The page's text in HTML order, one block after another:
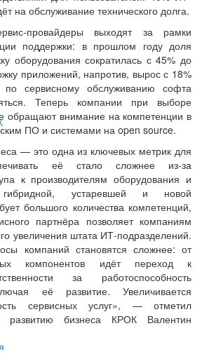
на обслуживание технического долга.
провайдеры выходят за рамки
поддержки: в прошлом году доля
оборудования сократилась с 45% до
приложений, напротив, вырос с 18%
сервисному обслуживанию софта
Теперь компании при выборе
обращают внимание на компетенции в
ПО и системами на open source.
— это одна из ключевых метрик для
её стало сложнее из-за
к производителям оборудования и
устаревшей и новой
большого количества компетенций,
партнёра позволяет компаниям
увеличения штата ИТ-подразделений.
компаний становятся сложнее: от
компонентов идёт переход к
за работоспособность
её развитие. Увеличивается
сервисных услуг», — отметил
развитию бизнеса КРОК Валентин